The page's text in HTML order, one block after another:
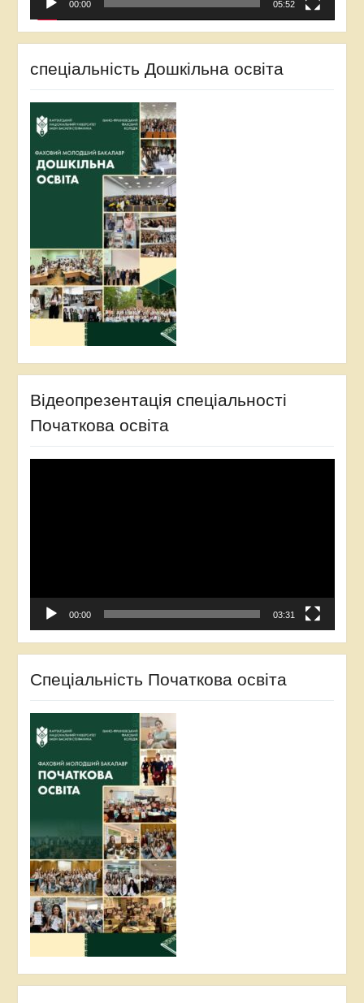
00:00 05:52
спеціальність Дошкільна освіта
Відеопрезентація спеціальності
Початкова освіта
00:00 03:31
Спеціальність Початкова освіта